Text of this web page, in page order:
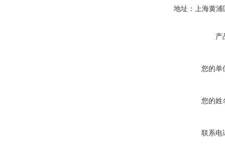
地址：上海黄
产
您的单
您的姓
联系电